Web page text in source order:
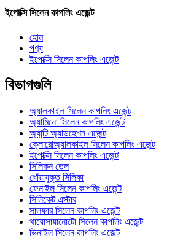
ইপোক্সি সিলেন কাপলিং এজেন্ট
হোম
পণ্য
ইপোক্সি সিলেন কাপলিং এজেন্ট
বিভাগগুলি
অ্যালকাইল সিলেন কাপলিং এজেন্ট
অ্যামিনো সিলেন কাপলিং এজেন্ট
অ্যান্টি অ্যাডহেশন এজেন্ট
ক্লোরোঅ্যালকাইল সিলেন কাপলিং এজেন্ট
ইপোক্সি সিলেন কাপলিং এজেন্ট
সিলিকন তেল
ধোঁয়াযুক্ত সিলিকা
ফেনাইল সিলেন কাপলিং এজেন্ট
সিলিকেট এস্টার
সালফার সিলেন কাপলিং এজেন্ট
থায়োসায়ানোটো সিলেন কাপলিং এজেন্ট
ভিনাইল সিলেন কাপলিং এজেন্ট